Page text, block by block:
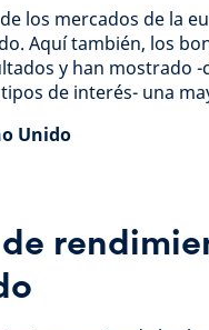
los mercados de la
Aquí también, los
y han mostrado
de interés- una
Unido